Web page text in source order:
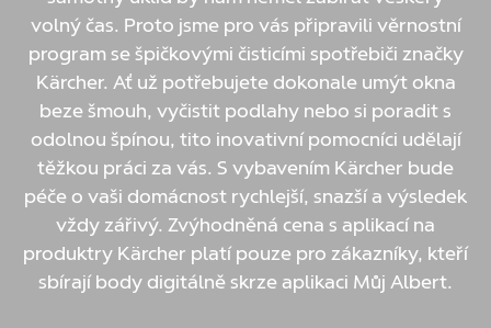
volný čas. Proto jsme pro vás připravili věrnostní
program se špičkovými čisticími spotřebiči značky
Kärcher. Ať už potřebujete dokonale umýt okna
beze šmouh, vyčistit podlahy nebo si poradit s
odolnou špínou, tito inovativní pomocníci udělají
těžkou práci za vás. S vybavením Kärcher bude
péče o vaši domácnost rychlejší, snazší a výsledek
vždy zářivý. Zvýhodněná cena s aplikací na
produktry Kärcher platí pouze pro zákazníky, kteří
sbírají body digitálně skrze aplikaci Můj Albert.